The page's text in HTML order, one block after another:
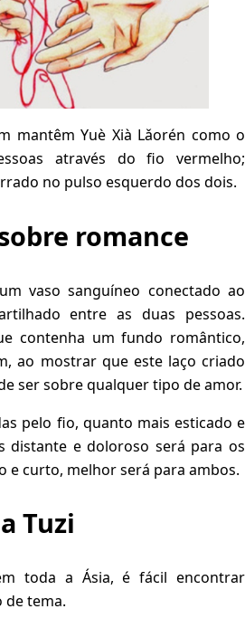
mantêm Yuè Xià Lǎorén como o
através do fio vermelho;
no pulso esquerdo dos dois.
romance
vaso sanguíneo conectado ao
entre as duas pessoas.
contenha um fundo romântico,
ao mostrar que este laço criado
ser sobre qualquer tipo de amor.
pelo fio, quanto mais esticado e
distante e doloroso será para os
e curto, melhor será para ambos.
Tuzi
toda a Ásia, é fácil encontrar
de tema.